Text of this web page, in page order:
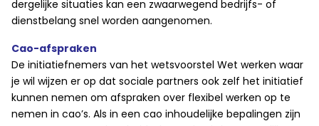
dergelijke situaties kan een zwaarwegend bedrijfs- of
dienstbelang snel worden aangenomen.
Cao-afspraken
De initiatiefnemers van het wetsvoorstel Wet werken waar
je wil wijzen er op dat sociale partners ook zelf het initiatief
kunnen nemen om afspraken over flexibel werken op te
nemen in cao’s. Als in een cao inhoudelijke bepalingen zijn